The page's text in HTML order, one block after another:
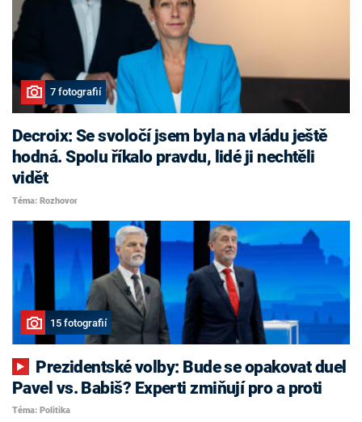
7 fotografií
Decroix: Se svoločí jsem byla na vládu ještě
hodná. Spolu říkalo pravdu, lidé ji nechtěli
vidět
Téma: Rozhovor
15 fotografií
Pavel vs. Babiš? Experti zmiňují pro a proti
Téma: Politika